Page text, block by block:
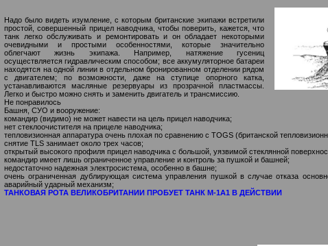
Надо было видеть изумление, с которым британские экипажи встретили
простой, совершенный прицел наводчика, чтобы поверить, кажется, что
танк легко обслуживать и ремонтировать и он обладает некоторыми
очевидными и простыми особенностями, которые значительно
облегчают жизнь экипажа. Например, натяжение гусениц
осуществляется гидравлическим способом; все аккумуляторное батареи
находятся на одной линии в отдельном бронированном отделении рядом
с двигателем; по возможности, даже на ступице опорного катка,
устанавливаются масляные резервуары из прозрачной пластмассы.
Легко и быстро можно снять и заменить двигатель и трансмиссию.
Не понравилось
Башня, СУО и вооружение:
командир (видимо) не может навести на цель прицел наводчика;
нет стеклоочистителя на прицеле наводчика;
тепловизионная аппаратура очень плохая по сравнению с TOGS (британской
снятие TLS занимает около трех часов;
открытый высокого профиля прицел наводчика с большой, уязвимой стеклянной
командир имеет лишь ограниченное управление и контроль за пушкой и башней;
недостаточно надежная электросистема, особенно в башне;
очень ограниченная дублирующая система управления пушкой в случае отказа
аварийный ударный механизм;
ТАНКОВАЯ РОТА ВЕЛИКОБРИТАНИИ ПРОБУЕТ ТАНК М-1А1 В ДЕЙСТВИИ